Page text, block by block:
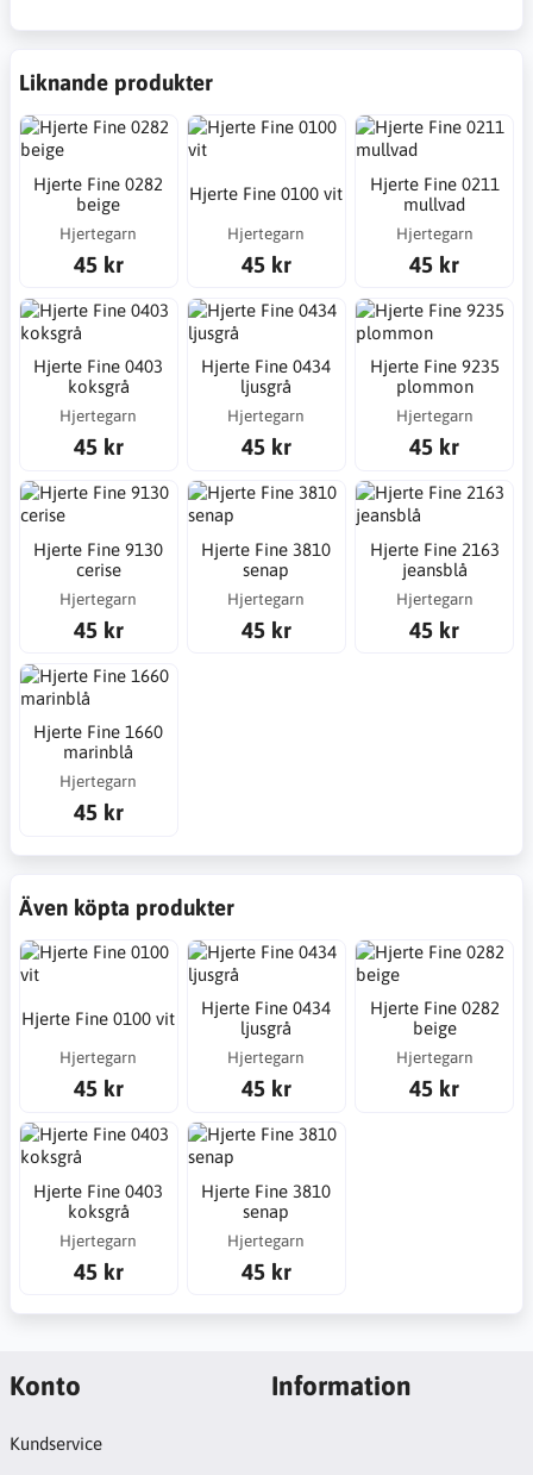
Liknande produkter
Hjerte Fine 0282
beige
Hjertegarn
45 kr
Hjerte Fine 0100 vit
Hjertegarn
45 kr
Hjerte Fine 0211
mullvad
Hjertegarn
45 kr
Hjerte Fine 0403
koksgrå
Hjertegarn
45 kr
Hjerte Fine 0434
ljusgrå
Hjertegarn
45 kr
Hjerte Fine 9235
plommon
Hjertegarn
45 kr
Hjerte Fine 9130
cerise
Hjertegarn
45 kr
Hjerte Fine 3810
senap
Hjertegarn
45 kr
Hjerte Fine 2163
jeansblå
Hjertegarn
45 kr
Hjerte Fine 1660
marinblå
Hjertegarn
45 kr
Även köpta produkter
Hjerte Fine 0100 vit
Hjertegarn
45 kr
Hjerte Fine 0434
ljusgrå
Hjertegarn
45 kr
Hjerte Fine 0282
beige
Hjertegarn
45 kr
Hjerte Fine 0403
koksgrå
Hjertegarn
45 kr
Hjerte Fine 3810
senap
Hjertegarn
45 kr
Konto
Kundservice
Information